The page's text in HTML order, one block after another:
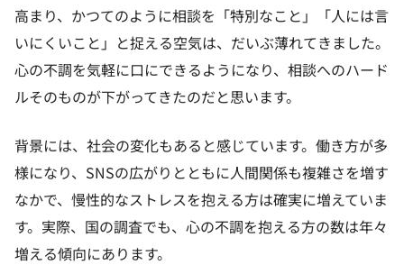
高まり、かつてのように相談を「特別なこと」「人には言
いにくいこと」と捉える空気は、だいぶ薄れてきました。
心の不調を気軽に口にできるようになり、相談へのハード
ルそのものが下がってきたのだと思います。
背景には、社会の変化もあると感じています。働き方が多
様になり、SNSの広がりとともに人間関係も複雑さを増す
なかで、慢性的なストレスを抱える方は確実に増えていま
す。実際、国の調査でも、心の不調を抱える方の数は年々
増える傾向にあります。